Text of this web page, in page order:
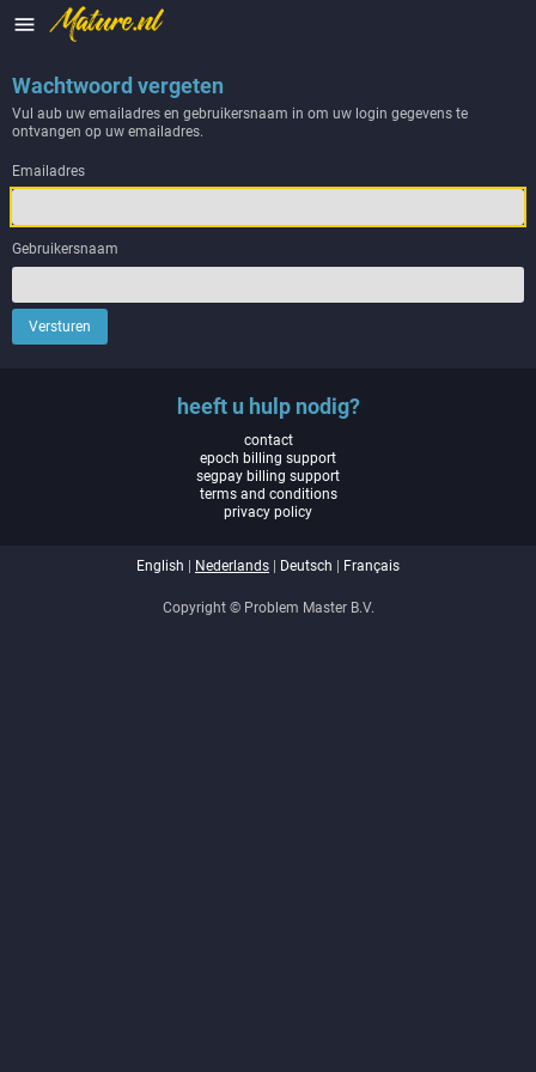

Wachtwoord vergeten
Vul aub uw emailadres en gebruikersnaam in om uw login gegevens te
ontvangen op uw emailadres.
Emailadres
Gebruikersnaam
heeft u hulp nodig?
contact
epoch billing support
segpay billing support
terms and conditions
privacy policy
English Nederlands Deutsch Français
Copyright © Problem Master B.V.